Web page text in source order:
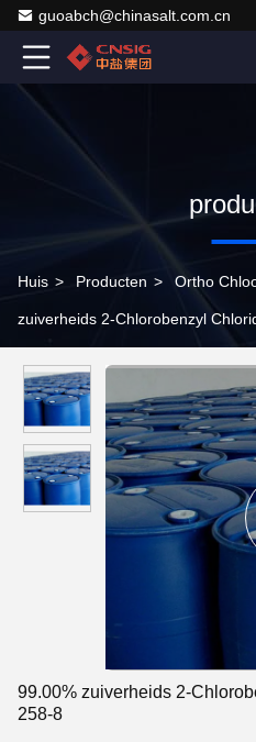
guoabch@chinasalt.com.cn
Huis > Producten > Ortho
zuiverheids 2-Chlorobenzyl
99.00% zuiverheids 2-
258-8